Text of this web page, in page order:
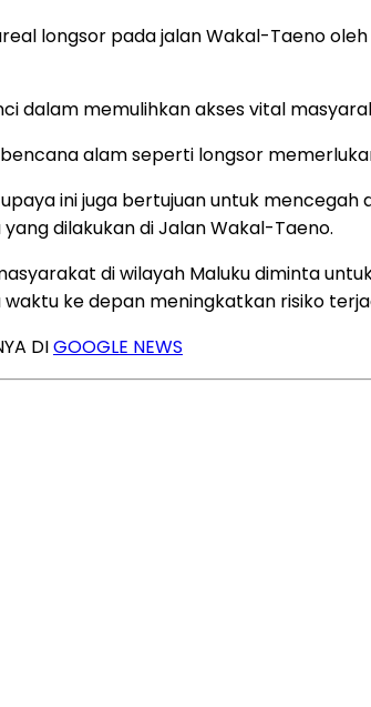
longsor pada jalan Wakal-Taeno oleh
dalam memulihkan akses vital
alam seperti longsor
ini juga bertujuan untuk
dilakukan di Jalan Wakal-Taeno.
di wilayah Maluku diminta
ke depan meningkatkan risiko
DIGOOGLE NEWS